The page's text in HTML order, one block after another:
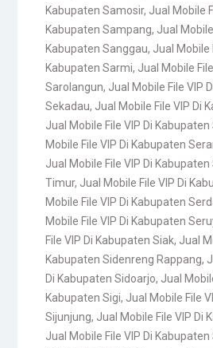
Kabupaten Samosir, Jual Mobile
Kabupaten Sampang, Jual
Kabupaten Sanggau, Jual Mobile
Kabupaten Sarmi, Jual Mobile
Sarolangun, Jual Mobile File VIP
Sekadau, Jual Mobile File VIP Di
Jual Mobile File VIP Di
Mobile File VIP Di Kabupaten
Jual Mobile File VIP Di
Timur, Jual Mobile File VIP Di
Mobile File VIP Di Kabupaten
Mobile File VIP Di Kabupaten
File VIP Di Kabupaten Siak, Jual
Kabupaten Sidenreng Rappang,
Di Kabupaten Sidoarjo, Jual
Kabupaten Sigi, Jual Mobile File
Sijunjung, Jual Mobile File VIP Di
Jual Mobile File VIP Di